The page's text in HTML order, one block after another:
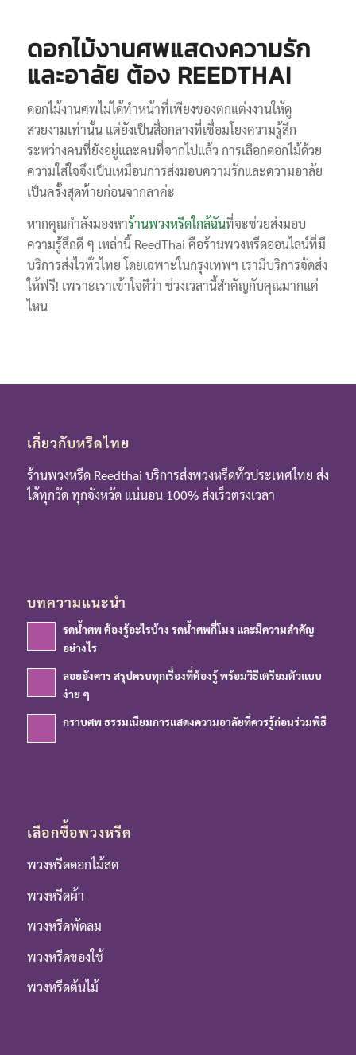
ดอกไม้งานศพแสดงความรัก
และอาลัย ต้อง REEDTHAI
ดอกไม้งานศพไม่ได้ทำหน้าที่เพียงของตกแต่งงานให้ดู
สวยงามเท่านั้น แต่ยังเป็นสื่อกลางที่เชื่อมโยงความรู้สึก
ระหว่างคนที่ยังอยู่และคนที่จากไปแล้ว การเลือกดอกไม้ด้วย
ความใส่ใจจึงเป็นเหมือนการส่งมอบความรักและความอาลัย
เป็นครั้งสุดท้ายก่อนจากลาค่ะ
หากคุณกำลังมองหาร้านพวงหรีดใกล้ฉันที่จะช่วยส่งมอบ
ความรู้สึกดี ๆ เหล่านี้ ReedThai คือร้านพวงหรีดออนไลน์ที่มี
บริการส่งไวทั่วไทย โดยเฉพาะในกรุงเทพฯ เรามีบริการจัดส่ง
ให้ฟรี! เพราะเราเข้าใจดีว่า ช่วงเวลานี้สำคัญกับคุณมากแค่
ไหน
เกี่ยวกับหรีดไทย
ร้านพวงหรีด Reedthai บริการส่งพวงหรีดทั่วประเทศไทย ส่ง
ได้ทุกวัด ทุกจังหวัด แน่นอน 100% ส่งเร็วตรงเวลา
บทความแนะนำ
รดน้ำศพ ต้องรู้อะไรบ้าง รดน้ำศพกี่โมง และมีความสำคัญ
อย่างไร
ลอยอังคาร สรุปครบทุกเรื่องที่ต้องรู้ พร้อมวิธีเตรียมตัวแบบ
ง่าย ๆ
กราบศพ ธรรมเนียมการแสดงความอาลัยที่ควรรู้ก่อนร่วมพิธี
เลือกซื้อพวงหรีด
พวงหรีดดอกไม้สด
พวงหรีดผ้า
พวงหรีดพัดลม
พวงหรีดของใช้
พวงหรีดต้นไม้